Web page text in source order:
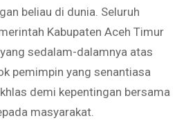
beliau di dunia. Seluruh
Kabupaten Aceh Timur
sedalam-dalamnya atas
pemimpin yang senantiasa
demi kepentingan bersama
masyarakat.